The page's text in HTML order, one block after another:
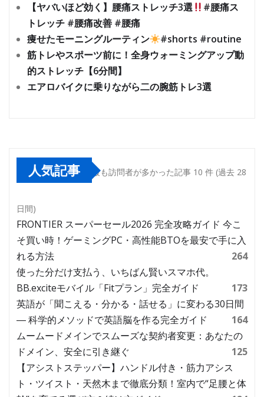
【ヤバいほど効く】腰痛ストレッチ3選
#腰痛ス
トレッチ #腰痛改善 #腰痛
痩せたモーニングルーティン
#shorts #routine
筋トレやスポーツ前に！全身ウォーミングアップ動
的ストレッチ【6分間】
エアロバイクに乗りながら二の腕筋トレ3選
人気記事 最も訪問者が多かった記事 10 件 (過去 28
日間)
FRONTIER スーパーセール2026 完全攻略ガイド 今こ
そ買い時！ゲーミングPC・高性能BTOを最安で手に入
れる方法
264
使った分だけ支払う、いちばん賢いスマホ代。
BB.exciteモバイル「Fitプラン」完全ガイド
173
英語が「聞こえる・分かる・話せる」に変わる30日間
― 科学的メソッドで英語脳を作る完全ガイド
164
ムームードメインでスムーズな契約者変更：あなたの
ドメイン、安全に引き継ぐ
125
【アシストステッパー】ハンドル付き・筋力アシス
ト・ツイスト・天然木まで徹底分類！室内で“足腰と体